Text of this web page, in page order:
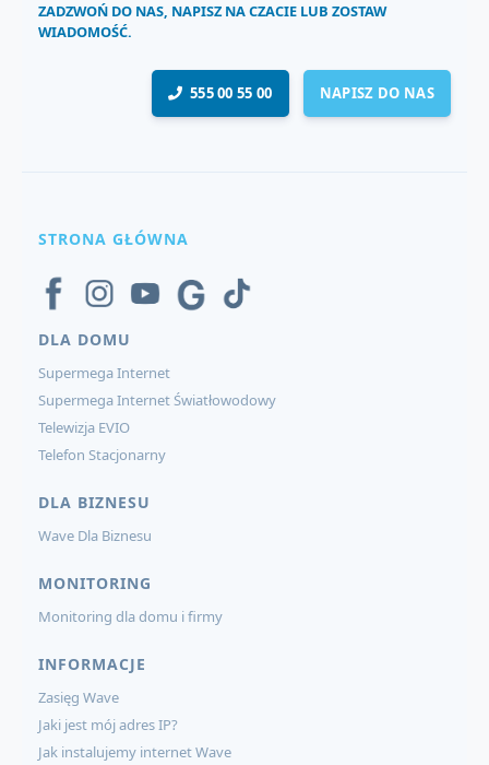
ZADZWOŃ DO NAS, NAPISZ NA CZACIE LUB ZOSTAW
WIADOMOŚĆ.
555 00 55 00 NAPISZ DO NAS
STRONA GŁÓWNA
DLA DOMU
Supermega Internet
Supermega Internet Światłowodowy
Telewizja EVIO
Telefon Stacjonarny
DLA BIZNESU
Wave Dla Biznesu
MONITORING
Monitoring dla domu i firmy
INFORMACJE
Zasięg Wave
Jaki jest mój adres IP?
Jak instalujemy internet Wave